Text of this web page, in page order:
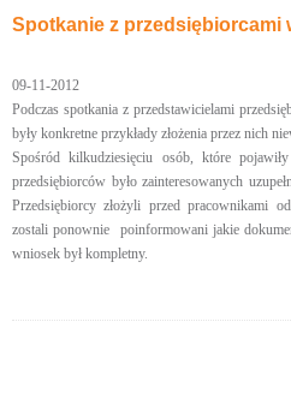
Spotkanie z przedsiębiorcami
09-11-2012
Podczas spotkania z przedstawicielami
były konkretne przykłady złożenia przez nich
Spośród kilkudziesięciu osób, które
przedsiębiorców było zainteresowanych
Przedsiębiorcy złożyli przed pracownikami
zostali ponownie poinformowani jakie
wniosek był kompletny.